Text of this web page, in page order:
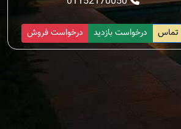
درخواست فروش درخواست بازدید تماس